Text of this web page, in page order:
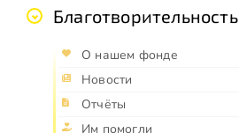
Благотворительность
О нашем фонде
Новости
Отчёты
Им помогли